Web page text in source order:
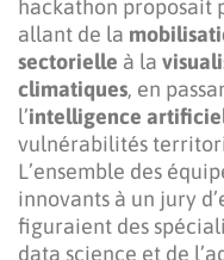
hackathon proposait
allant de la
sectorielle à la
climatiques, en
l’intelligence
vulnérabilités
L’ensemble des
innovants à un jury
figuraient des
data science et de